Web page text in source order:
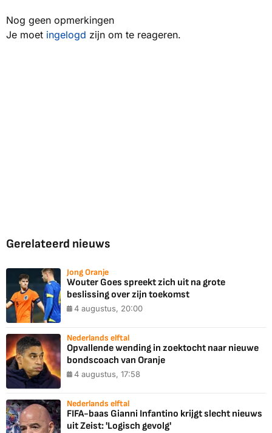
Nog geen opmerkingen
Je moet ingelogd zijn om te reageren.
Gerelateerd nieuws
Jong Oranje
Wouter Goes spreekt zich uit na grote
beslissing over zijn toekomst
4 augustus, 20:00
Nederlands elftal
Opvallende wending in zoektocht naar nieuwe
bondscoach van Oranje
4 augustus, 17:58
Nederlands elftal
FIFA-baas Gianni Infantino krijgt slecht nieuws
uit Zeist: 'Logisch gevolg'